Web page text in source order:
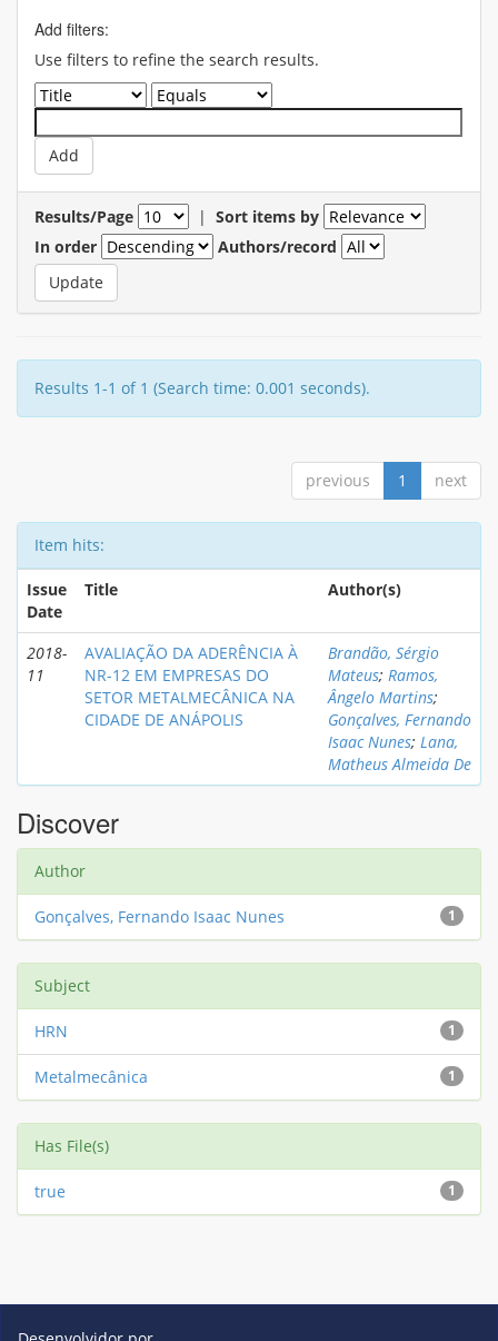
Add filters:
Use filters to refine the search results.
Results/Page | Sort items by
In order
Authors/record
Results 1-1 of 1 (Search time: 0.001 seconds).
previous 1 next
Item hits:
Issue
Date
Title Author(s)
2018-
11
AVALIAÇÃO DA ADERÊNCIA À
NR-12 EM EMPRESAS DO
SETOR METALMECÂNICA NA
CIDADE DE ANÁPOLIS
Brandão, Sérgio
Mateus; Ramos,
Ângelo Martins;
Gonçalves, Fernando
Isaac Nunes; Lana,
Matheus Almeida De
Discover
Author
1
Gonçalves, Fernando Isaac Nunes
Subject
1
HRN
1
Metalmecânica
Has File(s)
1
true